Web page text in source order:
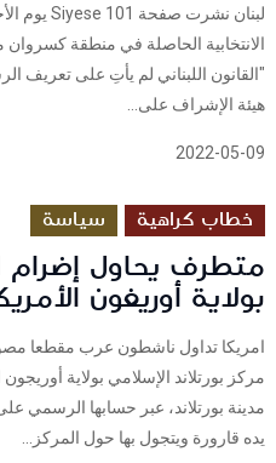
الانتخابية الحاصلة في منطقة
"القانون اللبناني لم يأتِ على تعريف
هيئة الإشراف على...
2022-05-09
خطاب كراهية سياسة
متطرف يحاول إضرام
بولاية أوريغون
امريكا تداول ناشطون عرب مقطعا
مركز بورتلاند الإسلامي بولاية
مدينة بورتلاند، عبر حسابها الرسمي
يده قارورة ويتجول بها حول المركز...